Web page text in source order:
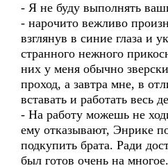
- Я не буду выполнять
- нарочито вежливо
взглянув в синие глаза и
странного нежного
них у меня обычно
проход, а завтра мне, в
вставать и работать весь
- На работу можешь не
ему отказывают, Энрике
подкупить брата. Ради
был готов очень на